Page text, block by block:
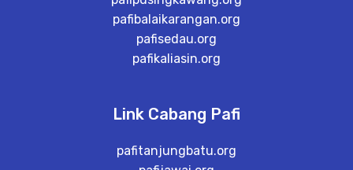
pafibalaikarangan.org
pafisedau.org
pafikaliasin.org
Link Cabang Pafi
pafitanjungbatu.org